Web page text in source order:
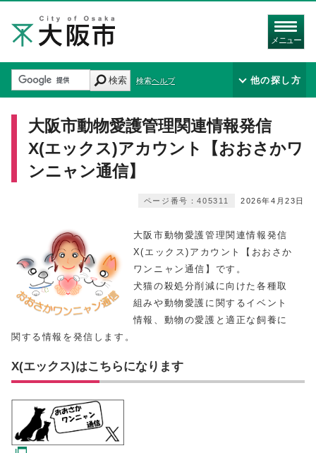
メニュー
検索 検索ヘルプ 他の探し方
大阪市動物愛護管理関連情報発信
X(エックス)アカウント【おおさかワ
ンニャン通信】
2026年4月23日
ページ番号：405311
大阪市動物愛護管理関連情報発信
X(エックス)アカウント【おおさか
ワンニャン通信】です。
犬猫の殺処分削減に向けた各種取
組みや動物愛護に関するイベント
情報、動物の愛護と適正な飼養に
関する情報を発信します。
X(エックス)はこちらになります